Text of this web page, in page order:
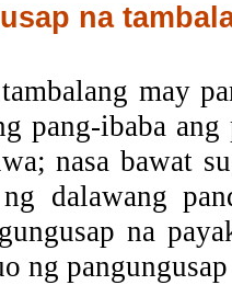
na
may
pang-ibaba
nasa bawat
ng dalawang
na
ng